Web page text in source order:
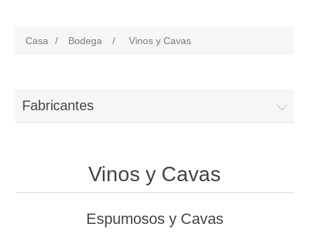
Casa / Bodega / Vinos y Cavas
Fabricantes
Vinos y Cavas
Espumosos y Cavas